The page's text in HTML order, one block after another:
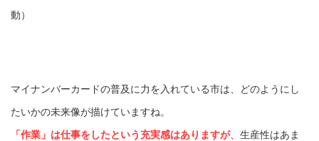
動）
マイナンバーカードの普及に力を入れている市は、どのようにし
たいかの未来像が描けていますね。
「作業」は仕事をしたという充実感はありますが、生産性はあま